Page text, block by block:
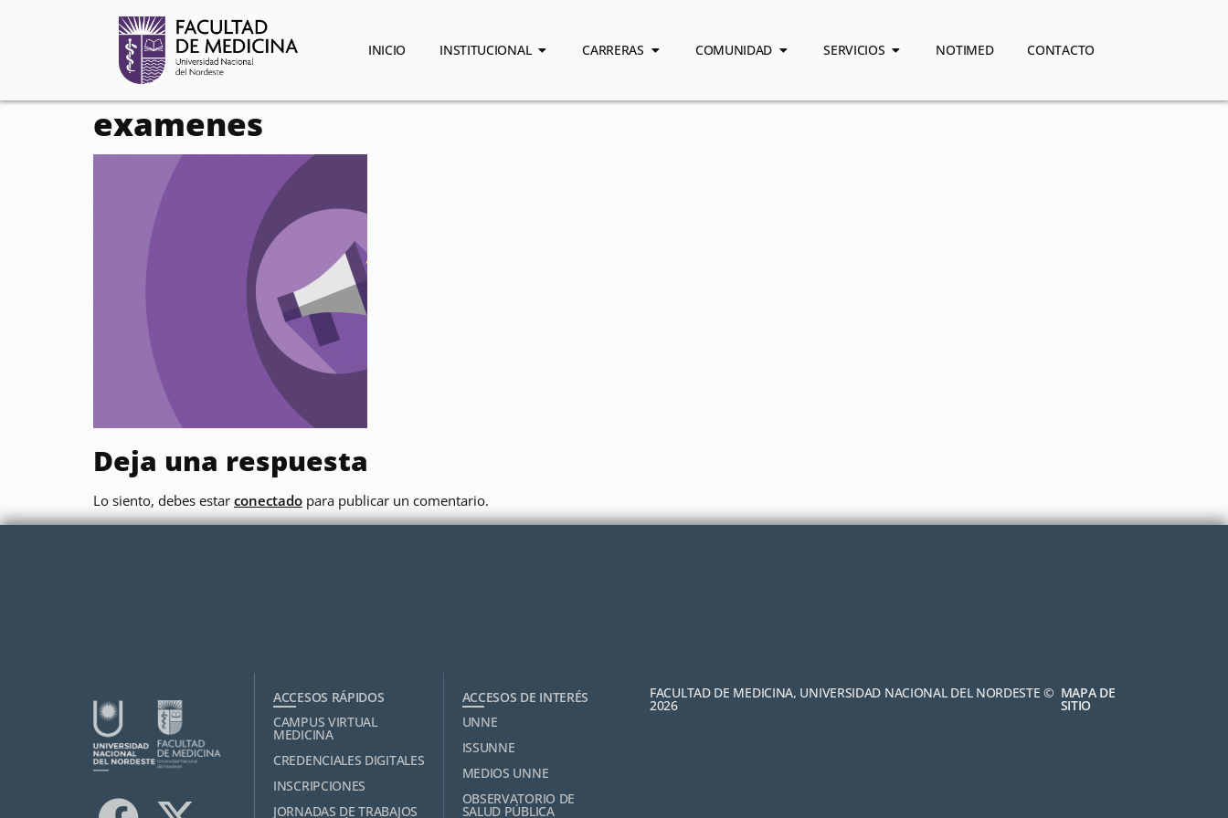
INICIO INSTITUCIONAL CARRERAS COMUNIDAD SERVICIOS NOTIMED CONTACTO
examenes
Deja una respuesta
Lo siento, debes estar conectado para publicar un comentario.
ACCESOS RÁPIDOS
CAMPUS VIRTUAL
MEDICINA
CREDENCIALES DIGITALES
INSCRIPCIONES
JORNADAS DE TRABAJOS
ACCESOS DE INTERÉS
UNNE
ISSUNNE
MEDIOS UNNE
OBSERVATORIO DE
SALUD PÚBLICA
FACULTAD DE MEDICINA, UNIVERSIDAD NACIONAL DEL NORDESTE ©
2026
MAPA DE
SITIO